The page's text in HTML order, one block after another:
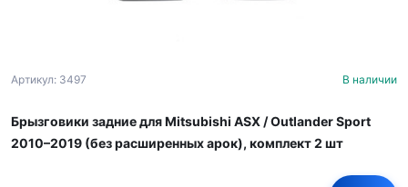
Артикул: 3497 В наличии
Брызговики задние для Mitsubishi ASX / Outlander Sport
2010–2019 (без расширенных арок), комплект 2 шт